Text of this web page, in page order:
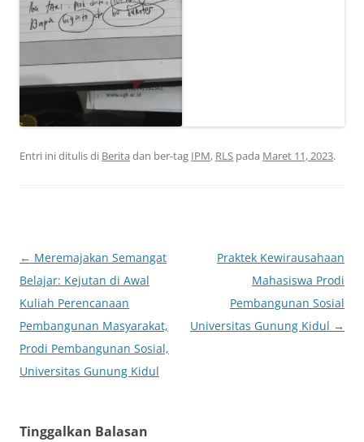
Entri ini ditulis di Berita dan ber-tag IPM, RLS pada Maret 11, 2023.
Navigasi
Tulisan
← Meremajakan Semangat
Belajar: Kejutan di Awal
Kuliah Perencanaan
Pembangunan Masyarakat,
Prodi Pembangunan Sosial,
Universitas Gunung Kidul
Praktek Kewirausahaan
Mahasiswa Prodi
Pembangunan Sosial
Universitas Gunung Kidul →
Tinggalkan Balasan